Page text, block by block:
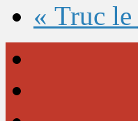
« Truc